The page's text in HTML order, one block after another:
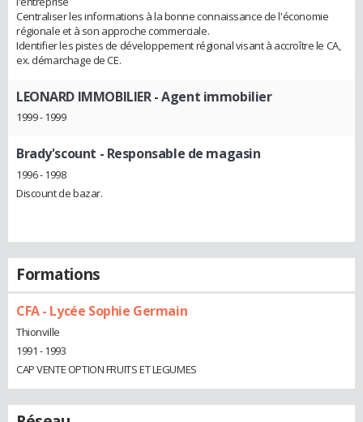
Centraliser les informations à la bonne connaissance de l'économie
régionale et à son approche commerciale.
Identifier les pistes de développement régional visant à accroître le CA,
ex. démarchage de CE.
LEONARD IMMOBILIER- Agent immobilier
1999 - 1999
Brady'scount - Responsable de magasin
1996 - 1998
Discount de bazar.
Formations
CFA - Lycée Sophie Germain
Thionville
1991 - 1993
CAP VENTE OPTION FRUITS ET LEGUMES